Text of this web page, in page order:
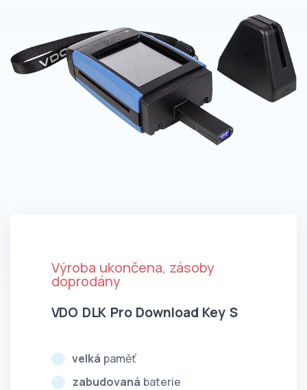
Výroba ukončena, zásoby
doprodány
VDO DLK Pro Download Key S
velká paměť
zabudovaná baterie